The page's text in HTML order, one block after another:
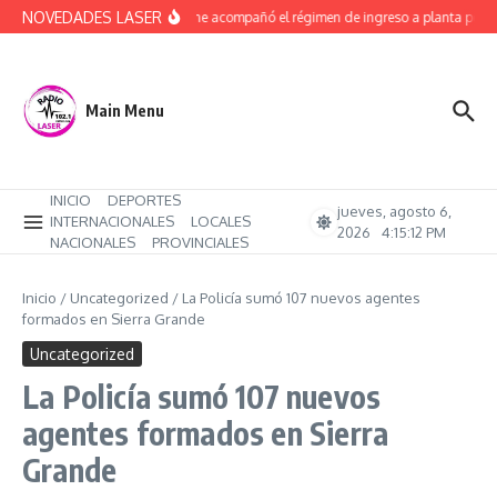
Saltar al contenido
NOVEDADES LASERBernatene acompañó el régimen de ingreso a planta
Main Menu
INICIO
DEPORTES
INTERNACIONALES
LOCALES
NACIONALES
PROVINCIALES
jueves, agosto 6,
2026
4:15:13 PM
Inicio / Uncategorized / La Policía sumó 107 nuevos agentes
formados en Sierra Grande
Uncategorized
La Policía sumó 107 nuevos
agentes formados en Sierra
Grande